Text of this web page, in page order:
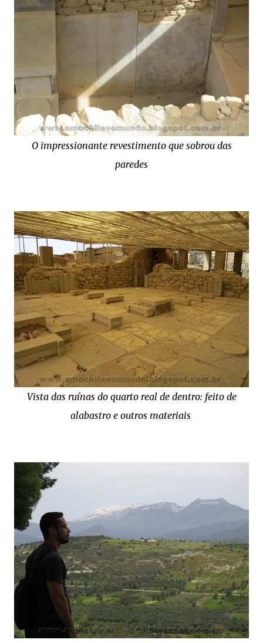
O impressionante revestimento que sobrou das
paredes
Vista das ruínas do quarto real de dentro: feito de
alabastro e outros materiais